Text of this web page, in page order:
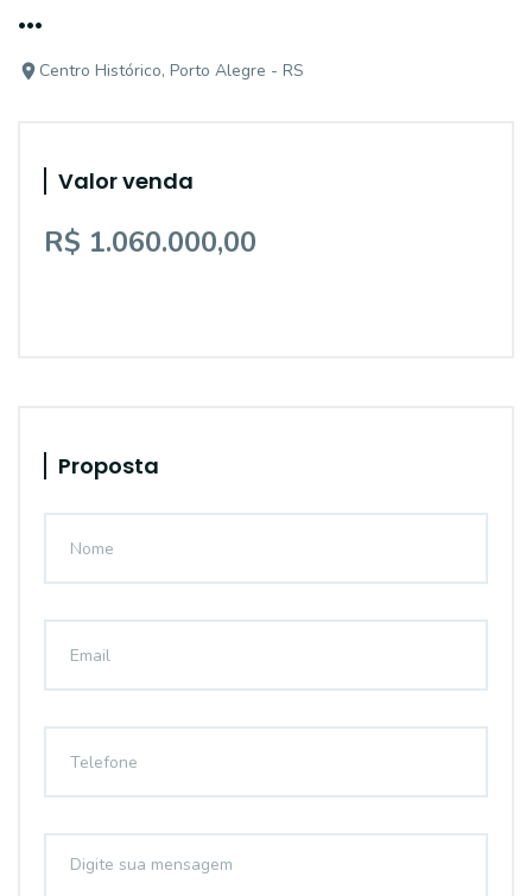
...
Centro Histórico, Porto Alegre - RS
Valor venda
R$ 1.060.000,00
Proposta